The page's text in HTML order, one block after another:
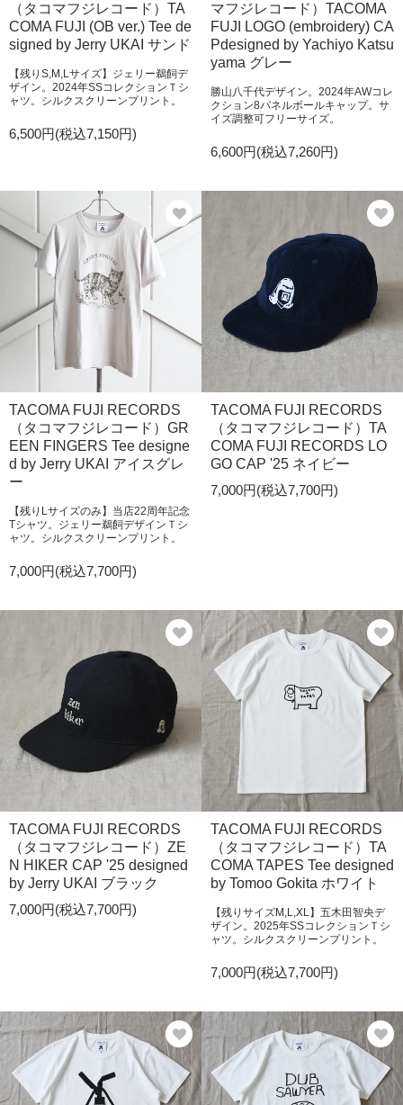
（タコマフジレコード）TA
COMA FUJI (OB ver.) Tee de
signed by Jerry UKAI サンド
【残りS,M,Lサイズ】ジェリー鵜飼デ
ザイン。2024年SSコレクションＴシ
ャツ。シルクスクリーンプリント。
6,500円(税込7,150円)
マフジレコード）TACOMA
FUJI LOGO (embroidery) CA
Pdesigned by Yachiyo Katsu
yama グレー
勝山八千代デザイン。2024年AWコレ
クション8パネルボールキャップ。サ
イズ調整可フリーサイズ。
6,600円(税込7,260円)
TACOMA FUJI RECORDS
（タコマフジレコード）GR
EEN FINGERS Tee designe
d by Jerry UKAI アイスグレ
ー
【残りLサイズのみ】当店22周年記念
Tシャツ。ジェリー鵜飼デザインＴシ
ャツ。シルクスクリーンプリント。
7,000円(税込7,700円)
TACOMA FUJI RECORDS
（タコマフジレコード）TA
COMA FUJI RECORDS LO
GO CAP '25 ネイビー
7,000円(税込7,700円)
TACOMA FUJI RECORDS
（タコマフジレコード）ZE
N HIKER CAP '25 designed
by Jerry UKAI ブラック
7,000円(税込7,700円)
TACOMA FUJI RECORDS
（タコマフジレコード）TA
COMA TAPES Tee designed
by Tomoo Gokita ホワイト
【残りサイズM,L,XL】五木田智央デ
ザイン。2025年SSコレクションＴシ
ャツ。シルクスクリーンプリント。
7,000円(税込7,700円)